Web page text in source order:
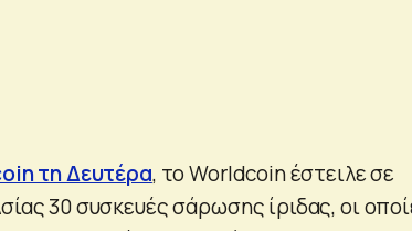
τη Δευτέρα, το Worldcoin έστειλε σε
30 συσκευές σάρωσης ίριδας, οι